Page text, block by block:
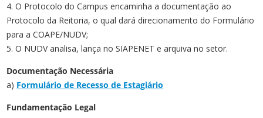
4. O Protocolo do Campus encaminha a documentação ao
Protocolo da Reitoria, o qual dará direcionamento do Formulário
para a COAPE/NUDV;
5. O NUDV analisa, lança no SIAPENET e arquiva no setor.
Documentação Necessária
a) Formulário de Recesso de Estagiário
Fundamentação Legal